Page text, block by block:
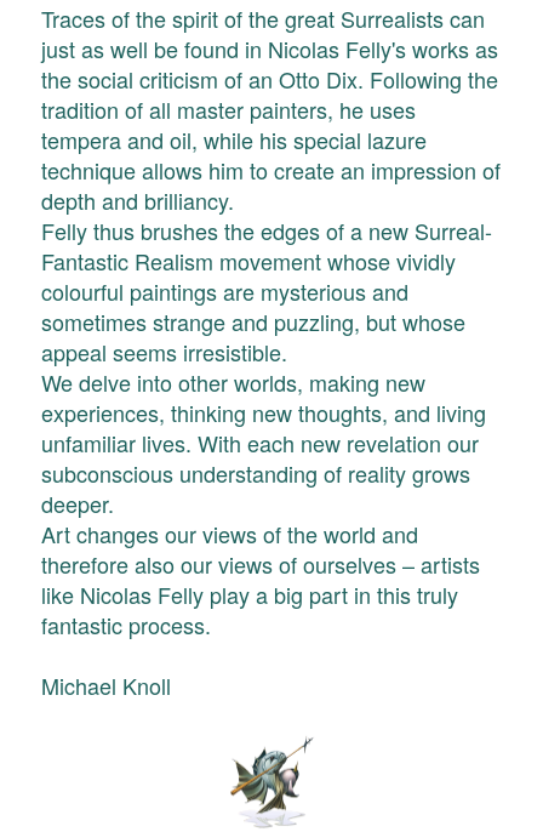
Traces of the spirit of the great Surrealists can
just as well be found in Nicolas Felly's works as
the social criticism of an Otto Dix. Following the
tradition of all master painters, he uses
tempera and oil, while his special lazure
technique allows him to create an impression of
depth and brilliancy.
Felly thus brushes the edges of a new Surreal-
Fantastic Realism movement whose vividly
colourful paintings are mysterious and
sometimes strange and puzzling, but whose
appeal seems irresistible.
We delve into other worlds, making new
experiences, thinking new thoughts, and living
unfamiliar lives. With each new revelation our
subconscious understanding of reality grows
deeper.
Art changes our views of the world and
therefore also our views of ourselves – artists
like Nicolas Felly play a big part in this truly
fantastic process.
Michael Knoll